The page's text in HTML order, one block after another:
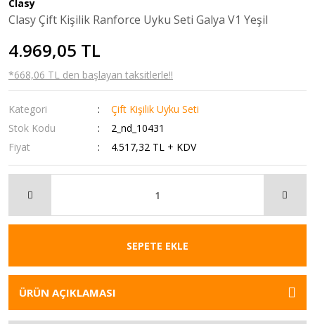
Clasy
Clasy Çift Kişilik Ranforce Uyku Seti Galya V1 Yeşil
4.969,05 TL
*668,06 TL den başlayan taksitlerle!!
Kategori
Çift Kişilik Uyku Seti
Stok Kodu
2_nd_10431
Fiyat
4.517,32 TL + KDV
SEPETE EKLE
ÜRÜN AÇIKLAMASI